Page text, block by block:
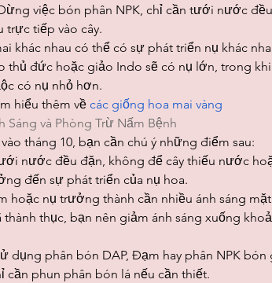
việc bón phân NPK, chỉ cần tưới nước
tiếp vào cây.
khác nhau có thể có sự phát triển nụ khác
thủ đức hoặc giảo Indo sẽ có nụ lớn, trong
có nụ nhỏ hơn.
hiểu thêm về các giống hoa mai vàng
Sáng và Phòng Trừ Nấm Bệnh
tháng 10, bạn cần chú ý những điểm sau:
nước đều đặn, không để cây thiếu nước
đến sự phát triển của nụ hoa.
hoặc nụ trưởng thành cần nhiều ánh sáng
thục, bạn nên giảm ánh sáng xuống
dụng phân bón DAP, Đạm hay phân NPK bón
cần phun phân bón lá nếu cần thiết.